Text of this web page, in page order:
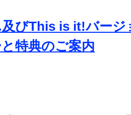
びThis is it!バージ
特典のご案内